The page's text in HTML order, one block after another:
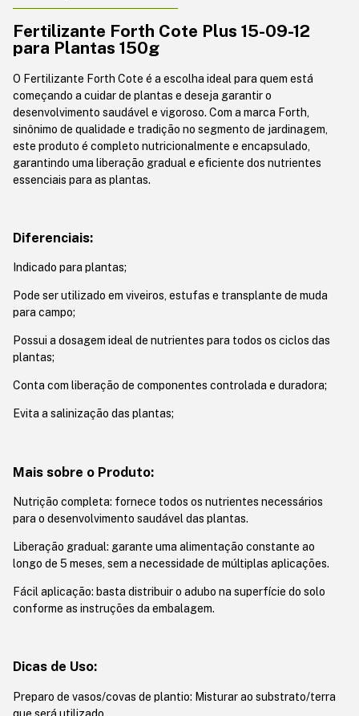
Fertilizante Forth Cote Plus 15-09-12
para Plantas 150g
O Fertilizante Forth Cote é a escolha ideal para quem está
começando a cuidar de plantas e deseja garantir o
desenvolvimento saudável e vigoroso. Com a marca Forth,
sinônimo de qualidade e tradição no segmento de jardinagem,
este produto é completo nutricionalmente e encapsulado,
garantindo uma liberação gradual e eficiente dos nutrientes
essenciais para as plantas.
Diferenciais:
Indicado para plantas;
Pode ser utilizado em viveiros, estufas e transplante de muda
para campo;
Possui a dosagem ideal de nutrientes para todos os ciclos das
plantas;
Conta com liberação de componentes controlada e duradora;
Evita a salinização das plantas;
Mais sobre o Produto:
Nutrição completa: fornece todos os nutrientes necessários
para o desenvolvimento saudável das plantas.
Liberação gradual: garante uma alimentação constante ao
longo de 5 meses, sem a necessidade de múltiplas aplicações.
Fácil aplicação: basta distribuir o adubo na superfície do solo
conforme as instruções da embalagem.
Dicas de Uso:
Preparo de vasos/covas de plantio: Misturar ao substrato/terra
que será utilizado.